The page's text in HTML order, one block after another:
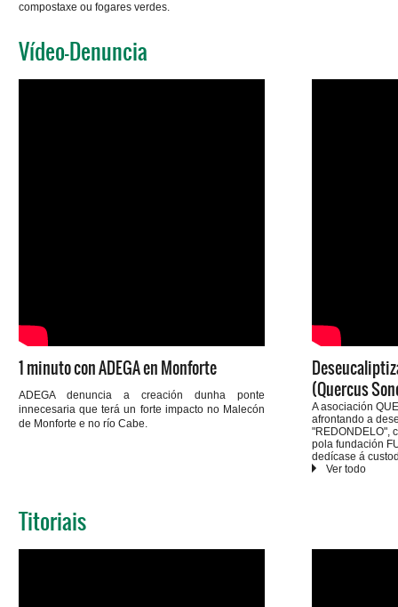
compostaxe ou fogares verdes.
Vídeo-Denuncia
1 minuto con ADEGA en Monforte
ADEGA denuncia a creación dunha ponte
innecesaria que terá un forte impacto no Malecón
de Monforte e no río Cabe.
(Quercus
A asociación
afrontando a
"REDONDELO",
pola fundación
dedícase á
do territorio na
Titoriais